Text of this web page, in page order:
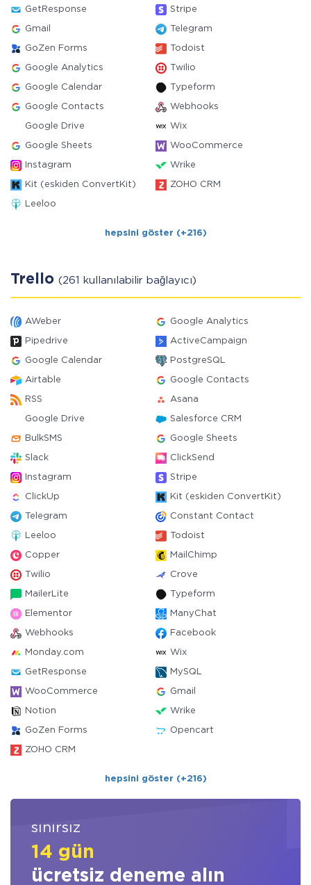
GetResponse Stripe
Gmail Telegram
GoZen Forms Todoist
Google Analytics Twilio
Google Calendar Typeform
Google Contacts Webhooks
Google Drive Wix
Google Sheets WooCommerce
Instagram Wrike
Kit (eskiden ConvertKit) ZOHO CRM
Leeloo
hepsini göster (+216)
Trello (261 kullanılabilir bağlayıcı)
AWeber Google Analytics
Pipedrive ActiveCampaign
Google Calendar PostgreSQL
Airtable Google Contacts
RSS Asana
Google Drive Salesforce CRM
BulkSMS Google Sheets
Slack ClickSend
Instagram Stripe
ClickUp Kit (eskiden ConvertKit)
Telegram Constant Contact
Leeloo Todoist
Copper MailChimp
Twilio Crove
MailerLite Typeform
Elementor ManyChat
Webhooks Facebook
Monday.com Wix
GetResponse MySQL
WooCommerce Gmail
Notion Wrike
GoZen Forms Opencart
ZOHO CRM
hepsini göster (+216)
sınırsız
14 gün
ücretsiz deneme alın